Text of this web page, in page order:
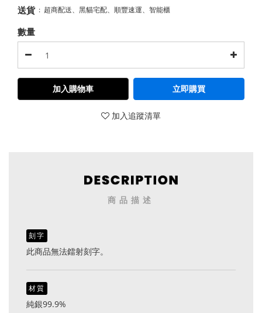
送貨 : 超商配送、黑貓宅配、順豐速運、智能櫃
數量
加入購物車 立即購買
加入追蹤清單
商品描述
刻字
此商品無法鐳射刻字。
材質
純銀99.9%